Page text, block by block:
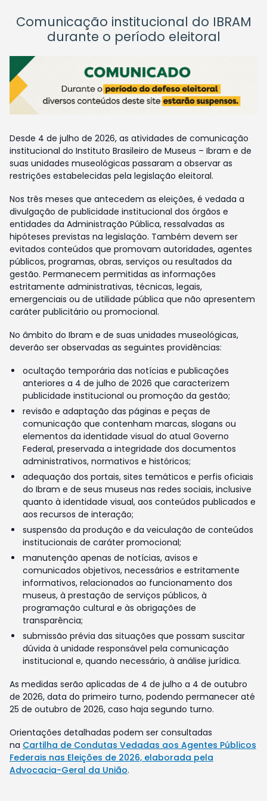
Comunicação institucional do IBRAM
durante o período eleitoral
Desde 4 de julho de 2026, as atividades de comunicação
institucional do Instituto Brasileiro de Museus – Ibram e de
suas unidades museológicas passaram a observar as
restrições estabelecidas pela legislação eleitoral.
Nos três meses que antecedem as eleições, é vedada a
divulgação de publicidade institucional dos órgãos e
entidades da Administração Pública, ressalvadas as
hipóteses previstas na legislação. Também devem ser
evitados conteúdos que promovam autoridades, agentes
públicos, programas, obras, serviços ou resultados da
gestão. Permanecem permitidas as informações
estritamente administrativas, técnicas, legais,
emergenciais ou de utilidade pública que não apresentem
caráter publicitário ou promocional.
No âmbito do Ibram e de suas unidades museológicas,
deverão ser observadas as seguintes providências:
ocultação temporária das notícias e publicações
anteriores a 4 de julho de 2026 que caracterizem
publicidade institucional ou promoção da gestão;
revisão e adaptação das páginas e peças de
comunicação que contenham marcas, slogans ou
elementos da identidade visual do atual Governo
Federal, preservada a integridade dos documentos
administrativos, normativos e históricos;
adequação dos portais, sites temáticos e perfis oficiais
do Ibram e de seus museus nas redes sociais, inclusive
quanto à identidade visual, aos conteúdos publicados e
aos recursos de interação;
suspensão da produção e da veiculação de conteúdos
institucionais de caráter promocional;
manutenção apenas de notícias, avisos e
comunicados objetivos, necessários e estritamente
informativos, relacionados ao funcionamento dos
museus, à prestação de serviços públicos, à
programação cultural e às obrigações de
transparência;
submissão prévia das situações que possam suscitar
dúvida à unidade responsável pela comunicação
institucional e, quando necessário, à análise jurídica.
As medidas serão aplicadas de 4 de julho a 4 de outubro
de 2026, data do primeiro turno, podendo permanecer até
25 de outubro de 2026, caso haja segundo turno.
Orientações detalhadas podem ser consultadas
na Cartilha de Condutas Vedadas aos Agentes Públicos
Federais nas Eleições de 2026, elaborada pela
Advocacia-Geral da União.